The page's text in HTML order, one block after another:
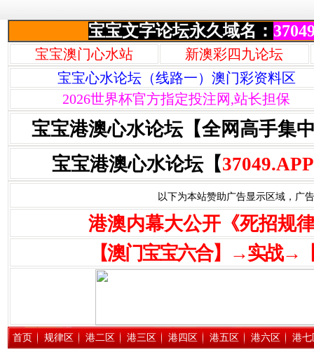
宝宝文字论坛永久域名：
宝宝澳门心水站
新澳彩四九论坛
宝宝心水论坛（线路一）澳门彩资料区
2026世界杯官方指定投注网,站长担保
宝宝港澳心水论坛【全网高手集
宝宝港澳心水论坛【37049.APP
以下为本站赞助广告显示区域，广
港澳内幕大公开《死招规
【澳门宝宝六合】→实战→
首页 规律区 港二区 港三区 港四区 港五区 港六区 港七